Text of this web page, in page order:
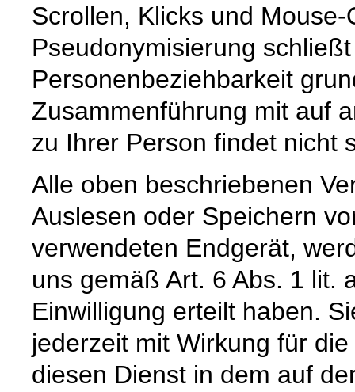
Scrollen, Klicks und
Pseudonymisierung
Personenbeziehbarkeit
Zusammenführung mit auf
zu Ihrer Person findet nicht
Alle oben beschriebenen
Auslesen oder Speichern
verwendeten Endgerät,
uns gemäß Art. 6 Abs. 1 lit.
Einwilligung erteilt haben.
jederzeit mit Wirkung für
diesen Dienst in dem auf